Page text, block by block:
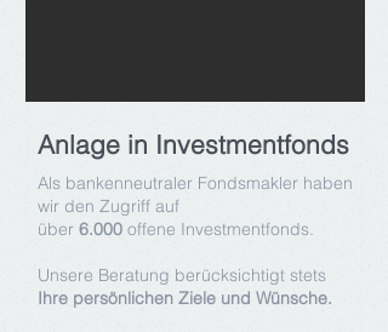
Anlage in Investmentfonds
Als bankenneutraler Fondsmakler haben
wir den Zugriff auf
über 6.000 offene Investmentfonds.
Unsere Beratung berücksichtigt stets
Ihre persönlichen Ziele und Wünsche.